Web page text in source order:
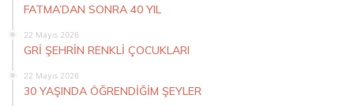
FATMA’DAN SONRA 40 YIL
22 Mayıs 2026
GRİ ŞEHRİN RENKLİ ÇOCUKLARI
22 Mayıs 2026
30 YAŞINDA ÖĞRENDİĞİM ŞEYLER